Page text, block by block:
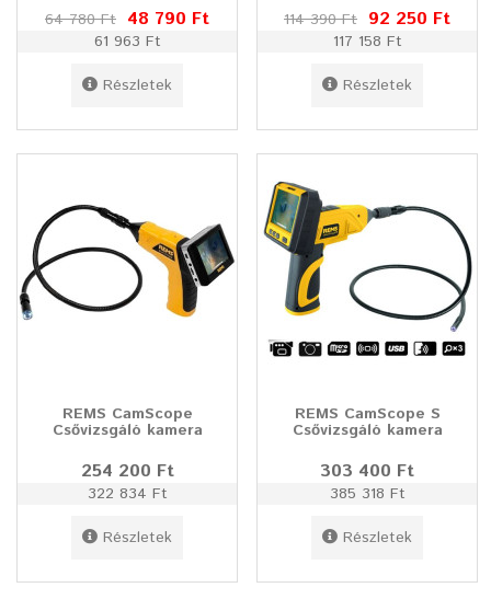
64 780 Ft 48 790 Ft
61 963 Ft
Részletek
114 390 Ft 92 250 Ft
117 158 Ft
Részletek
REMS CamScope
Csővizsgáló kamera
254 200 Ft
322 834 Ft
Részletek
REMS CamScope S
Csővizsgáló kamera
303 400 Ft
385 318 Ft
Részletek